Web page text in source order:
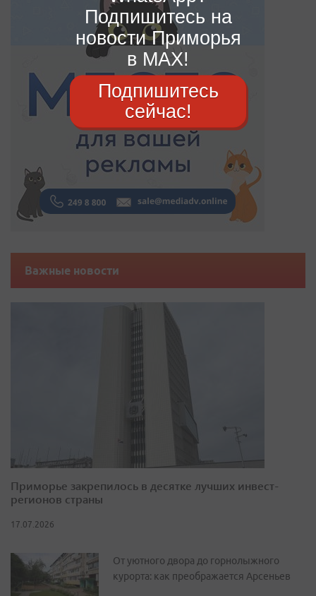
Важные новости
Приморье закрепилось в десятке лучших инвест-
регионов страны
17.07.2026
От уютного двора до горнолыжного
курорта: как преображается Арсеньев
Подпишитесь на
новости Приморья
в MAX!
Подпишитесь
сейчас!